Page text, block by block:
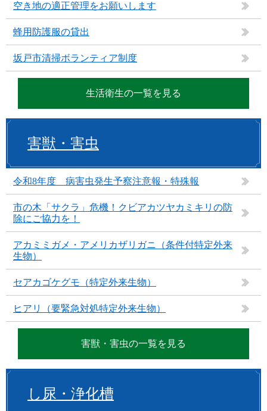
空き地の適正管理をお願いします
蜂用防護服の貸出
坂戸市清掃ボランティア制度
生活衛生の一覧を見る
害獣・害虫
令和8年度 病害虫発生予察注意報・特殊報
市の木「サクラ」危機！クビアカツヤカミキリの防
除にご協力を！
アカミミガメ・アメリカザリガニ（条件付特定外来
生物）
セアカゴケグモ（特定外来生物）
ヒアリ（要緊急対処特定外来生物）
害獣・害虫の一覧を見る
し尿・浄化槽